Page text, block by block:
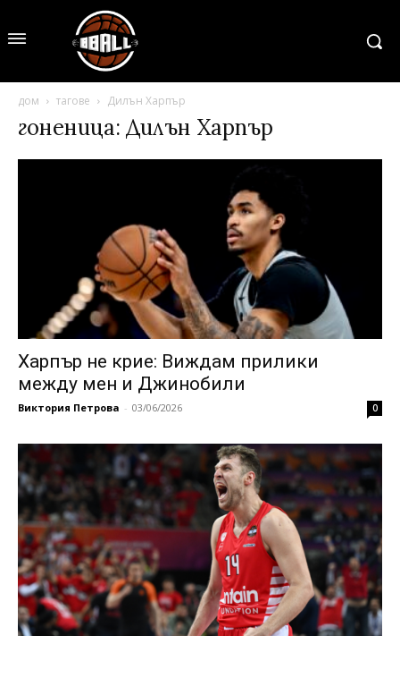
дом тагове Дилън Харпър
гоненица: Дилън Харпър
Харпър не крие: Виждам прилики
между мен и Джинобили
Виктория Петрова - 03/06/2026 0